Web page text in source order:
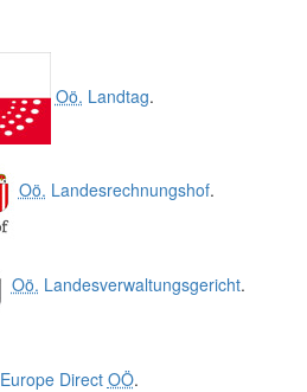
Oö. Landtag.
Oö. Landesrechnungshof.
Oö. Landesverwaltungsgericht.
Europe Direct OÖ.